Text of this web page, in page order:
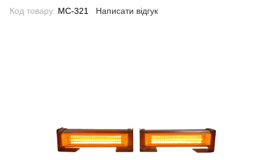
Код товару: МС-321 Написати відгук